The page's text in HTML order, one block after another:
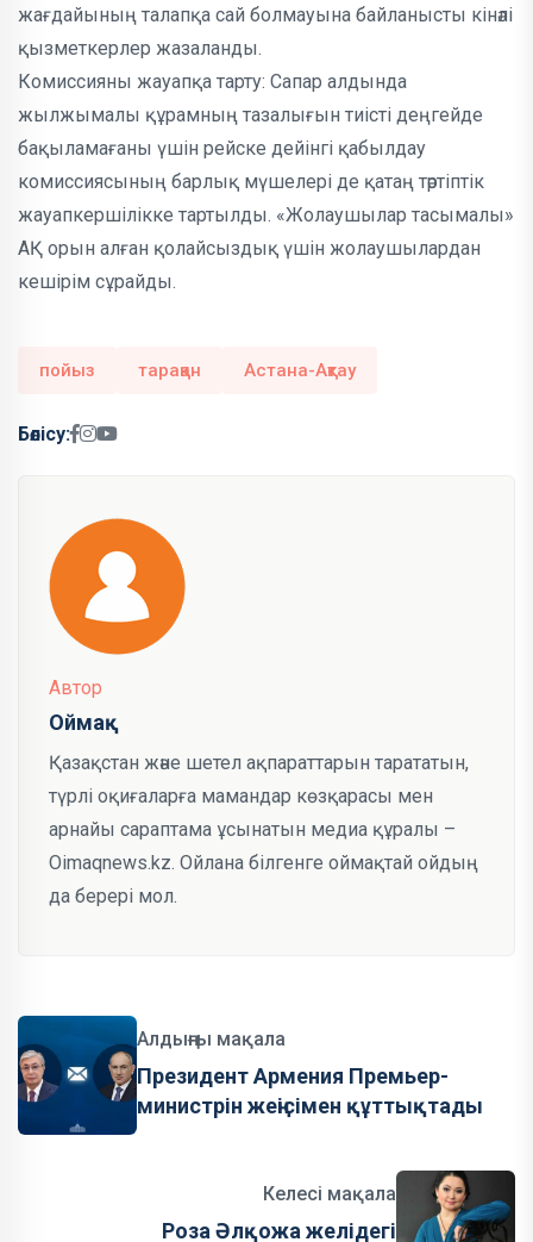
жағдайының талапқа сай болмауына байланысты кінәлі
қызметкерлер жазаланды.
Комиссияны жауапқа тарту: Сапар алдында
жылжымалы құрамның тазалығын тиісті деңгейде
бақыламағаны үшін рейске дейінгі қабылдау
комиссиясының барлық мүшелері де қатаң тәртіптік
жауапкершілікке тартылды. «Жолаушылар тасымалы»
АҚ орын алған қолайсыздық үшін жолаушылардан
кешірім сұрайды.
пойыз тарақан Астана-Ақтау
Бөлісу:
Автор
Оймақ
Қазақстан және шетел ақпараттарын тарататын,
түрлі оқиғаларға мамандар көзқарасы мен
арнайы сараптама ұсынатын медиа құралы –
Oimaqnews.kz. Ойлана білгенге оймақтай ойдың
да берері мол.
Алдыңғы мақала
Президент Армения Премьер-
министрін жеңісімен құттықтады
Келесі мақала
Роза Әлқожа желідегі